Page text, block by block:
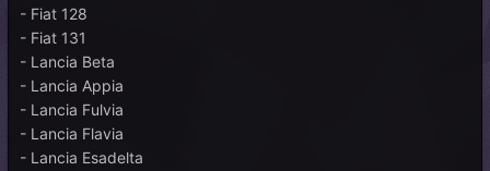
- Fiat 128
- Fiat 131
- Lancia Beta
- Lancia Appia
- Lancia Fulvia
- Lancia Flavia
- Lancia Esadelta